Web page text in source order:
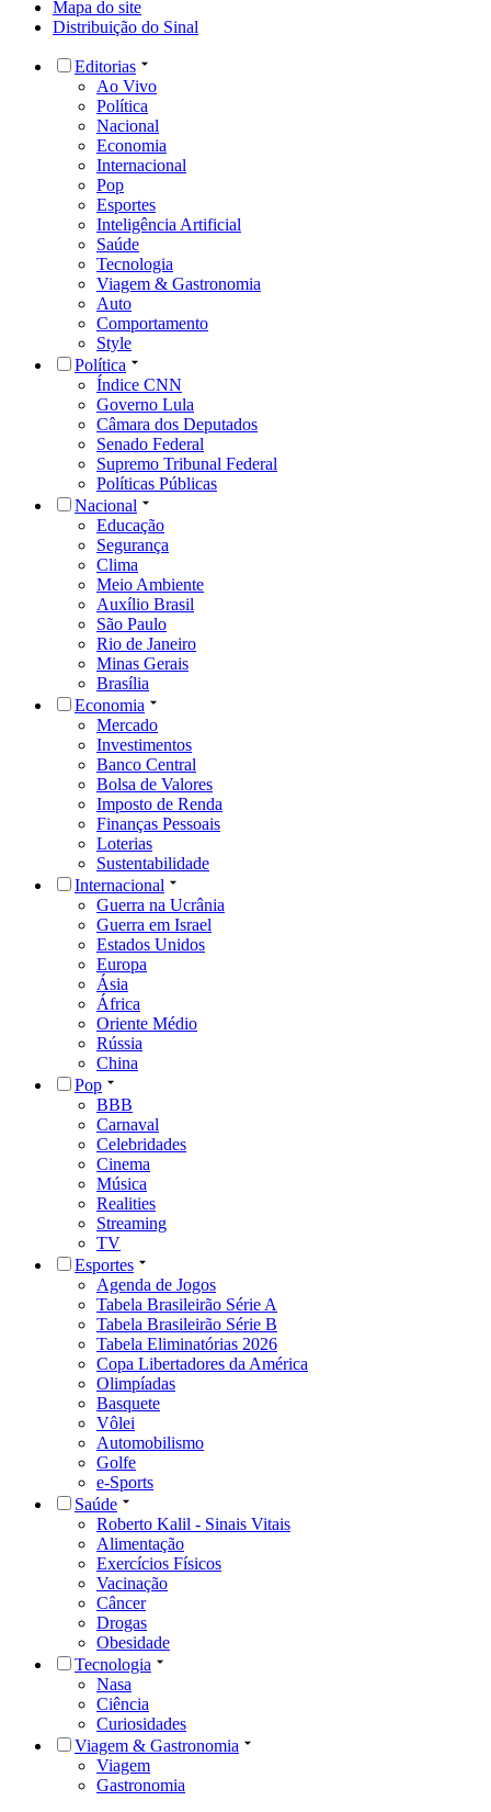
Mapa do site
Distribuição do Sinal
Editorias
Ao Vivo
Política
Nacional
Economia
Internacional
Pop
Esportes
Inteligência Artificial
Saúde
Tecnologia
Viagem & Gastronomia
Auto
Comportamento
Style
Política
Índice CNN
Governo Lula
Câmara dos Deputados
Senado Federal
Supremo Tribunal Federal
Políticas Públicas
Nacional
Educação
Segurança
Clima
Meio Ambiente
Auxílio Brasil
São Paulo
Rio de Janeiro
Minas Gerais
Brasília
Economia
Mercado
Investimentos
Banco Central
Bolsa de Valores
Imposto de Renda
Finanças Pessoais
Loterias
Sustentabilidade
Internacional
Guerra na Ucrânia
Guerra em Israel
Estados Unidos
Europa
Ásia
África
Oriente Médio
Rússia
China
Pop
BBB
Carnaval
Celebridades
Cinema
Música
Realities
Streaming
TV
Esportes
Agenda de Jogos
Tabela Brasileirão Série A
Tabela Brasileirão Série B
Tabela Eliminatórias 2026
Copa Libertadores da América
Olimpíadas
Basquete
Vôlei
Automobilismo
Golfe
e-Sports
Saúde
Roberto Kalil - Sinais Vitais
Alimentação
Exercícios Físicos
Vacinação
Câncer
Drogas
Obesidade
Tecnologia
Nasa
Ciência
Curiosidades
Viagem & Gastronomia
Viagem
Gastronomia